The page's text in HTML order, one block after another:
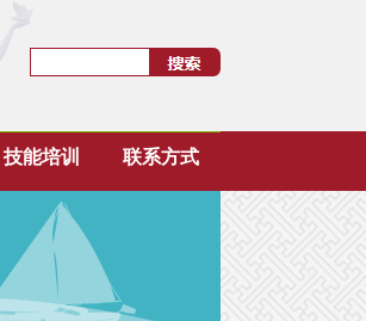
技能培训 联系方式